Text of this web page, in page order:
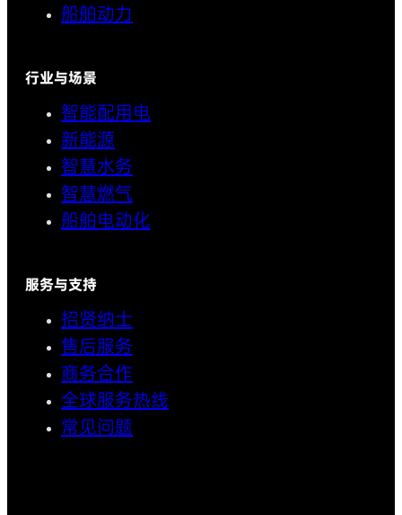
船舶动力
行业与场景
智能配用电
新能源
智慧水务
智慧燃气
船舶电动化
服务与支持
招贤纳士
售后服务
商务合作
全球服务热线
常见问题